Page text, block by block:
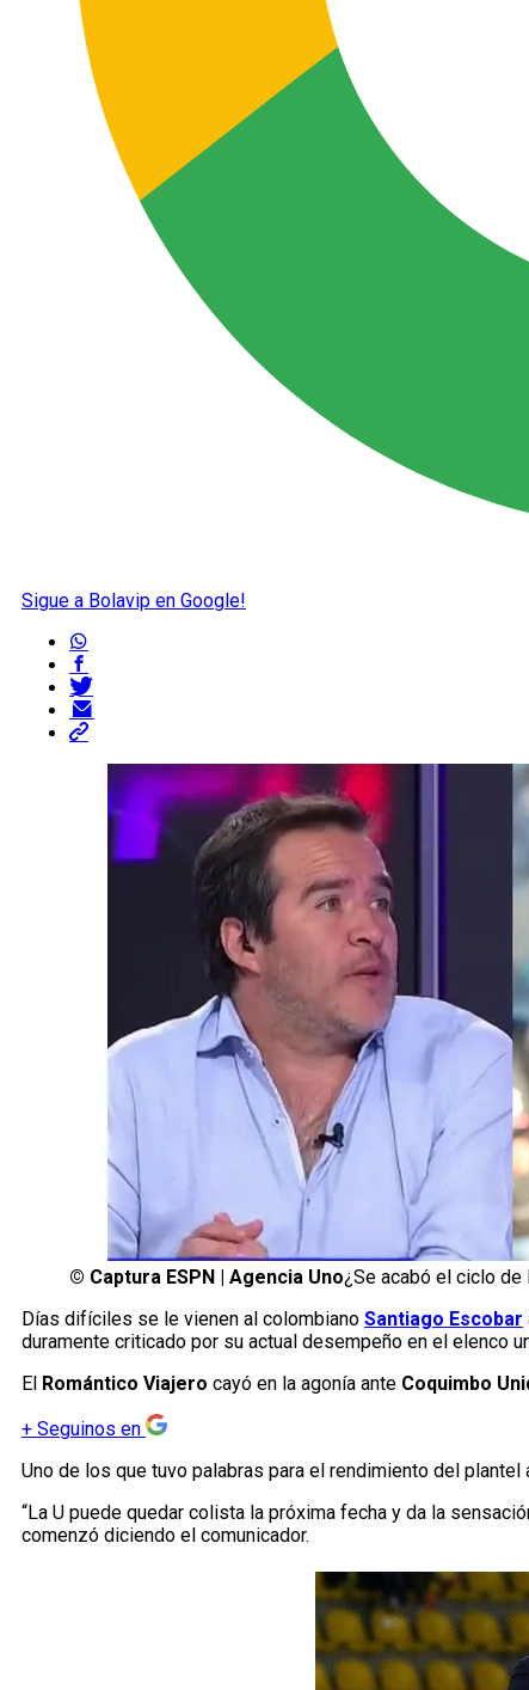
Sigue a Bolavip en Google!
© Captura ESPN | Agencia Uno¿Se acabó el ciclo de
Días difíciles se le vienen al colombiano Santiago Escobar
duramente criticado por su actual desempeño en el elenco
El Romántico Viajero cayó en la agonía ante Coquimbo
+ Seguinos en
Uno de los que tuvo palabras para el rendimiento del
“La U puede quedar colista la próxima fecha y da la
comenzó diciendo el comunicador.